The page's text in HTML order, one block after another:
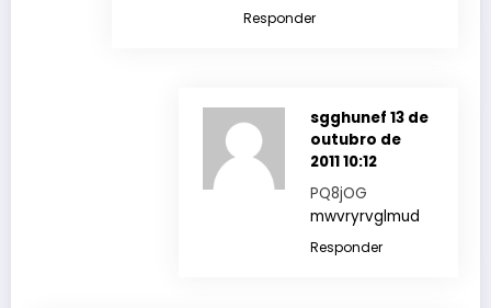
Responder
sgghunef 13 de
outubro de
2011 10:12
PQ8jOG
mwvryrvglmud
Responder